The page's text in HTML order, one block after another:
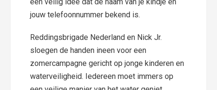
jouw telefoonnummer bekend is.
Reddingsbrigade Nederland en Nick Jr.
sloegen de handen ineen voor een
zomercampagne gericht op jonge kinderen en
waterveiligheid. Iedereen moet immers op